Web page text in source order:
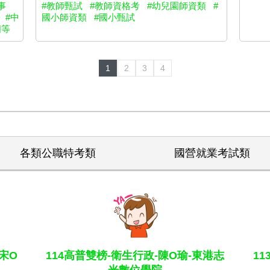
#中
#教師甄試 #教師資格考 #幼兒園師資類
#
國小師資類
#國小甄試
1 2 3 4
各類公職特考類 國營就業考試類
O
114高普雙榜-衛生行政-陳O瑜-東港志